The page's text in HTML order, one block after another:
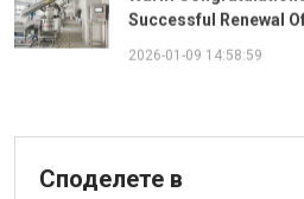
Successful Renewal
Innovative" Enterprise
2026-01-09 14:58:59
Споделете в